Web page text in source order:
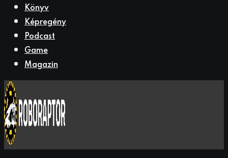
Könyv
Képregény
Podcast
Game
Magazin